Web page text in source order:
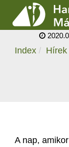
ÁRAK,
MA
Index Hírek
A nap,